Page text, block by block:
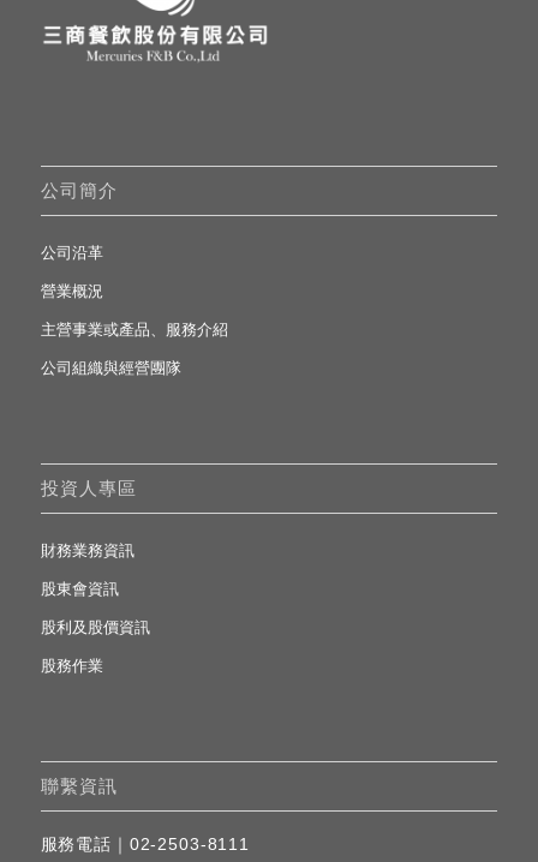
公司簡介
公司沿革
營業概況
主營事業或產品、服務介紹
公司組織與經營團隊
投資人專區
財務業務資訊
股東會資訊
股利及股價資訊
股務作業
聯繫資訊
服務電話｜ 02-2503-8111